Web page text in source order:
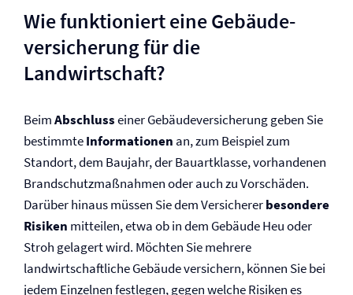
Wie funktioniert eine Gebäude­
versicherung für die
Landwirtschaft?
BeimAbschlusseiner Gebäude­versicherung geben Sie
bestimmteInformationen an, zum Beispiel zum
Standort, dem Baujahr, der Bauartklasse, vorhandenen
Brandschutz­maßnahmen oder auch zu Vorschäden.
Darüber hinaus müssen Sie dem Versichererbesondere
Risiken mitteilen, etwa ob in dem Gebäude Heu oder
Stroh gelagert wird. Möchten Sie mehrere
landwirtschaftliche Gebäude versichern, können Sie bei
jedem Einzelnen festlegen, gegen welche Risiken es